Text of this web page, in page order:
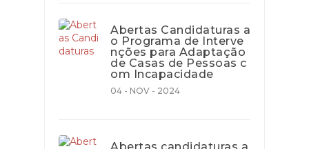
Abertas Candidaturas a
o Programa de Interve
nções para Adaptação
de Casas de Pessoas c
om Incapacidade
04 - NOV - 2024